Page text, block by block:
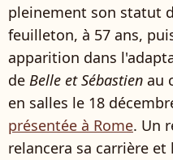
pleinement son statut
feuilleton, à 57 ans,
apparition dans
de Belle et Sébastien au
en salles le 18
présentée à Rome. Un
relancera sa carrière